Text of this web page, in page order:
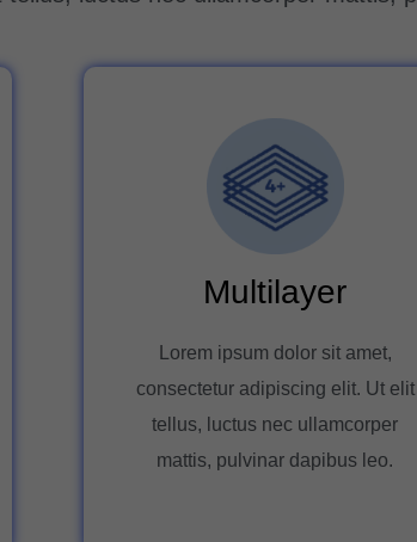
Multilayer
Lorem ipsum dolor sit amet,
consectetur adipiscing elit. Ut elit
tellus, luctus nec ullamcorper
mattis, pulvinar dapibus leo.